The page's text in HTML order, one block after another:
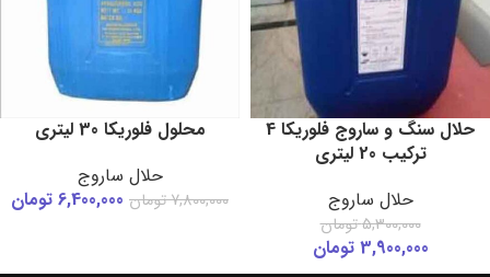
حلال سنگ و ساروج فلوریکا 4
ترکیب 20 لیتری
حلال ساروج
5,300,000تومان
3,900,000 تومان
محلول فلوریکا 30 لیتری
حلال ساروج
7,800,000تومان 6,400,000 تومان